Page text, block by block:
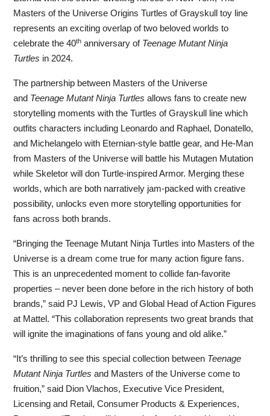
Masters of the Universe Origins Turtles of Grayskull toy line
represents an exciting overlap of two beloved worlds to
celebrate the 40thanniversary of Teenage Mutant Ninja
Turtles in 2024.
The partnership between Masters of the Universe
and Teenage Mutant Ninja Turtles allows fans to create new
storytelling moments with the Turtles of Grayskull line which
outfits characters including Leonardo and Raphael, Donatello,
and Michelangelo with Eternian-style battle gear, and He-Man
from Masters of the Universe will battle his Mutagen Mutation
while Skeletor will don Turtle-inspired Armor. Merging these
worlds, which are both narratively jam-packed with creative
possibility, unlocks even more storytelling opportunities for
fans across both brands.
“Bringing the Teenage Mutant Ninja Turtles into Masters of the
Universe is a dream come true for many action figure fans.
This is an unprecedented moment to collide fan-favorite
properties – never been done before in the rich history of both
brands,” said PJ Lewis, VP and Global Head of Action Figures
at Mattel. “This collaboration represents two great brands that
will ignite the imaginations of fans young and old alike.”
“It’s thrilling to see this special collection between Teenage
Mutant Ninja Turtles and Masters of the Universe come to
fruition,” said Dion Vlachos, Executive Vice President,
Licensing and Retail, Consumer Products & Experiences,